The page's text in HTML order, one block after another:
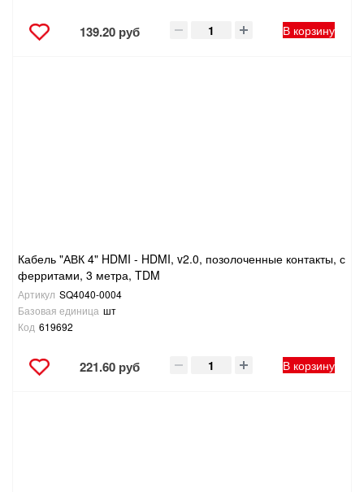
139.20 руб В корзину
Кабель "АВК 4" HDMI - HDMI, v2.0, позолоченные контакты, с
ферритами, 3 метра, TDM
Артикул SQ4040-0004
Базовая единица шт
Код 619692
221.60 руб В корзину